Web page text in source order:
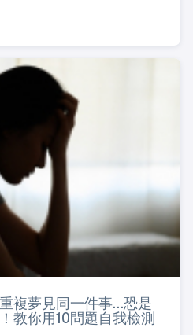
複夢見同一件事...恐是
教你用10問題自我檢測